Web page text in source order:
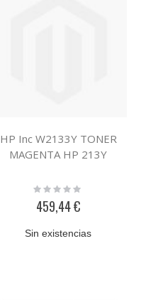
HP Inc W2133Y TONER
MAGENTA HP 213Y
Rating:
459,44 €
Sin existencias